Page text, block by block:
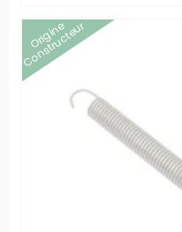
Origine
Constructeur